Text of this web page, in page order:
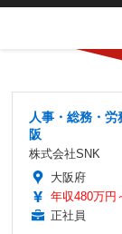
人事・総務・
阪
株式会社SNK
大阪府
年収480万円
正社員